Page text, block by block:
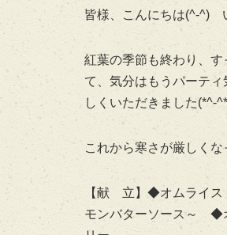
皆様、こんにちは(^-^)
紅葉の季節も終わり、
て、気分はもうパーテ
しくいただきました(*^-
これから寒さが厳しく
【献 立】◆オムライ
モンバターソース～ ◆